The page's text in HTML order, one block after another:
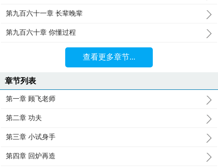
第九百六十一章 长辈晚辈
第九百六十章 你懂过程
查看更多章节...
章节列表
第一章 顾飞老师
第二章 功夫
第三章 小试身手
第四章 回炉再造